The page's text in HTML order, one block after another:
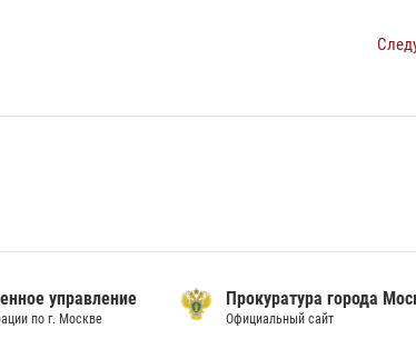
управление
по г. Москве
Прокуратура города
Официальный сайт